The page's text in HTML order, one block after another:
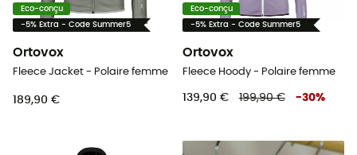
Eco-conçu
-5% Extra - Code Summer5
Ortovox
Fleece Jacket - Polaire femme
189,90 €
Eco-conçu
-5% Extra - Code Summer5
Ortovox
Fleece Hoody - Polaire femme
139,90 € 199,90 € -30%